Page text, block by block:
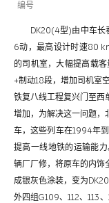
编号
DK20(4型)由中车长
6动，最高设计时速80
的司机室，大幅提高载
+制动18段，增加司机室
铁复八线工程复兴门至西
增加，为解决这一问题，
车，这些列车在1994年
提高一线地铁的运输能
辆厂厂修，将原车的内饰
成银灰色涂装，变为
外四组G109、112、113